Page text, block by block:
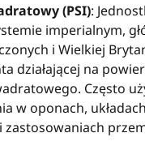
(PSI):
imperialnym,
i Wielkiej
działającej na
Często
w oponach, układach